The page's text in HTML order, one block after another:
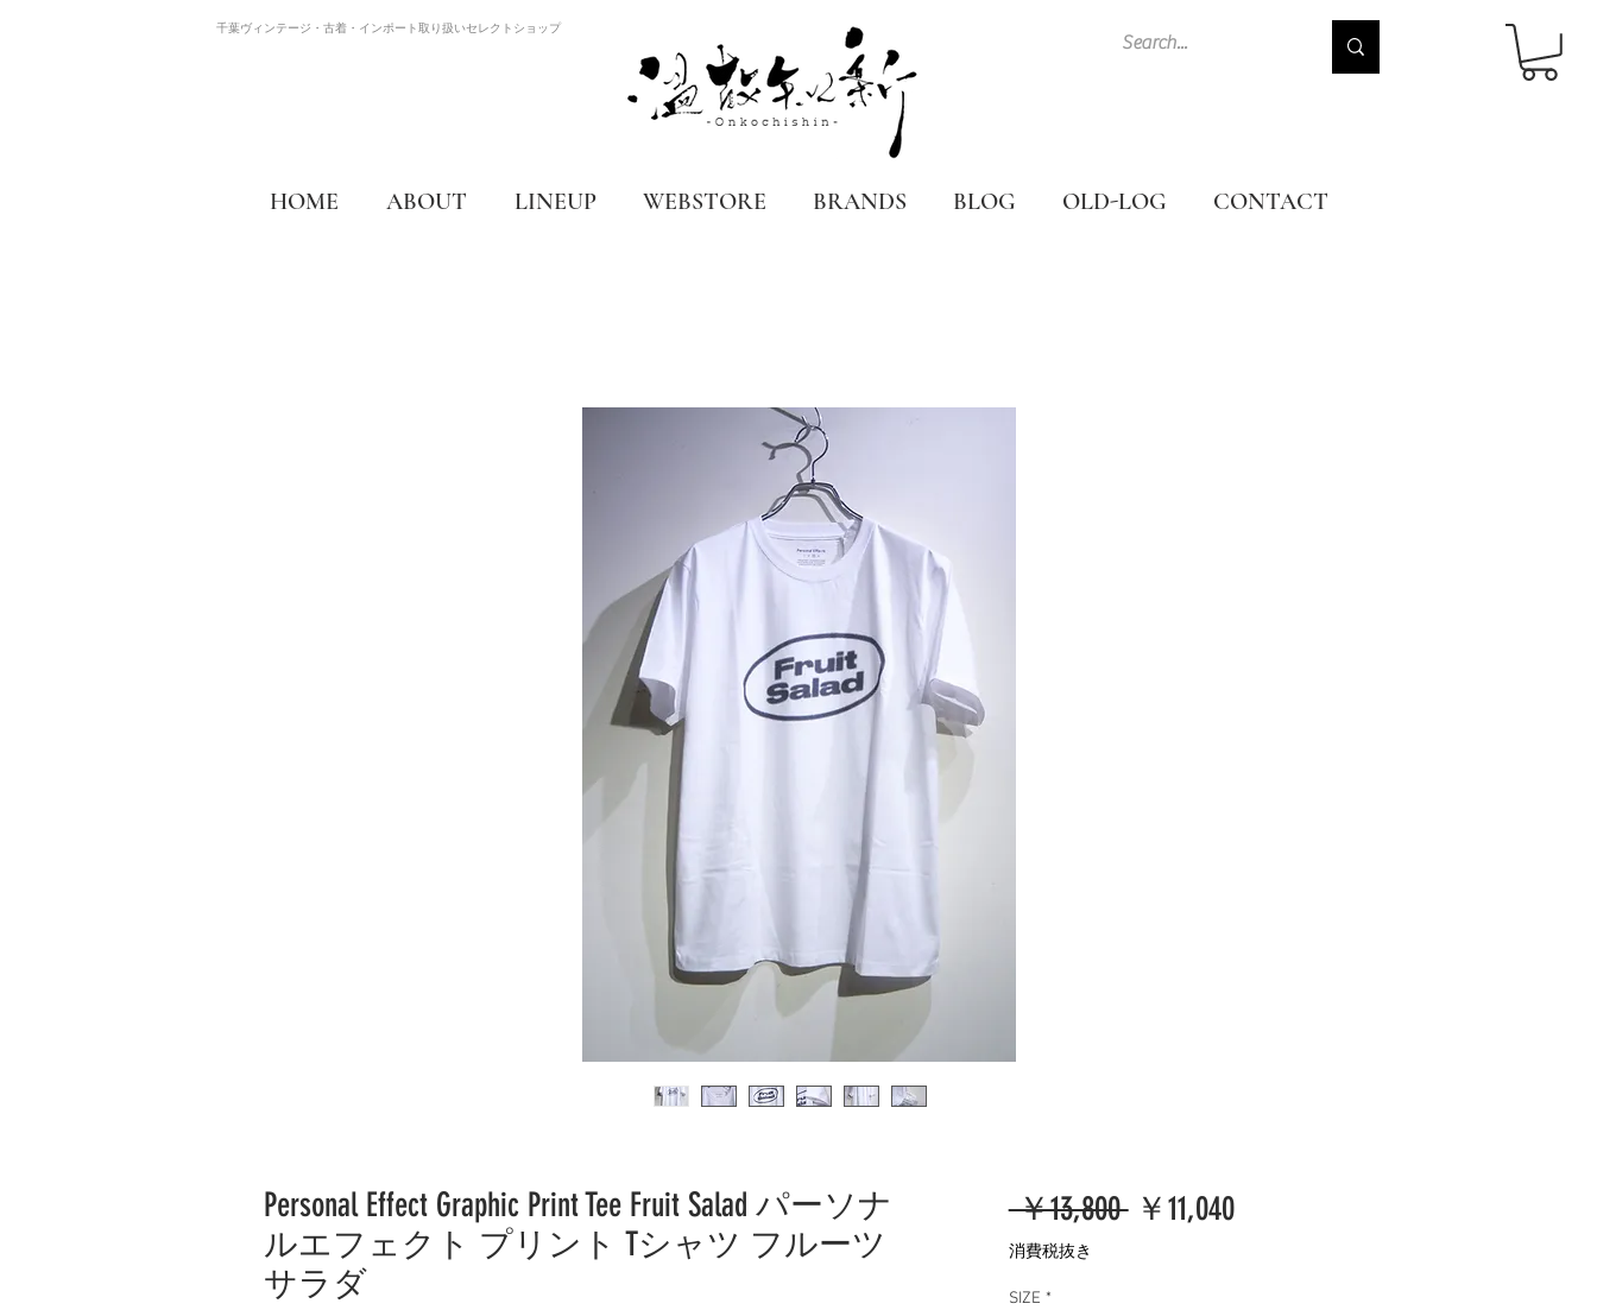
千葉ヴィンテージ・古着・インポート取り扱いセレクトショップ
HOME ABOUT LINEUP WEBSTORE BRANDS BLOG OLD-LOG CONTACT
Personal Effect Graphic Print Tee Fruit Salad パーソナ
ルエフェクト プリント Tシャツ フルーツ
サラダ
￥13,800 通￥11,040セ
消費税抜き
SIZE *